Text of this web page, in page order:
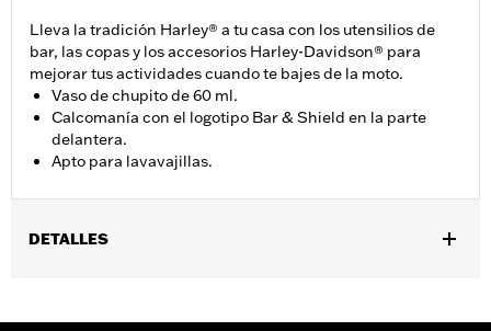
Lleva la tradición Harley® a tu casa con los utensilios de
bar, las copas y los accesorios Harley-Davidson® para
mejorar tus actividades cuando te bajes de la moto.
Vaso de chupito de 60 ml.
Calcomanía con el logotipo Bar & Shield en la parte
delantera.
Apto para lavavajillas.
DETALLES
Número de estilo del proveedor:HDX-98713